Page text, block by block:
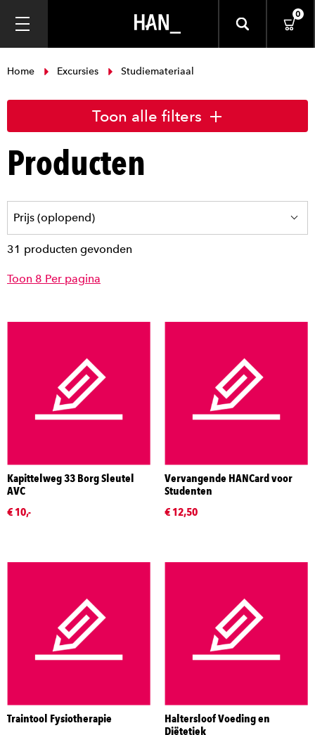
0
Home Excursies Studiemateriaal
Toon alle filters
Producten
31 producten gevonden
Toon 8 Per pagina
Kapittelweg 33 Borg Sleutel
AVC
€ 10,-
Vervangende HANCard voor
Studenten
€ 12,50
Traintool Fysiotherapie
Haltersloof Voeding en
Diëtetiek